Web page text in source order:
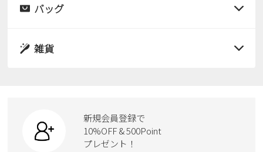
スニーカー
カジュアルシューズ
ワークシューズ
サンダル
ローファー
サンダル
スクール
バッグ
ボディバッグ
ハンドバッグ
雑貨
ケア用品
新規会員登録で
10%OFF & 500Point
プレゼント！